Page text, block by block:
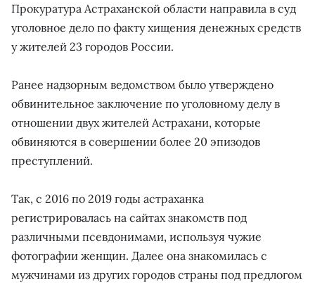
Прокуратура Астраханской области направила в суд
уголовное дело по факту хищения денежных средств
у жителей 23 городов России.
Ранее надзорным ведомством было утверждено
обвинительное заключение по уголовному делу в
отношении двух жителей Астрахани, которые
обвиняются в совершении более 20 эпизодов
преступлений.
Так, с 2016 по 2019 годы астраханка
регистрировалась на сайтах знакомств под
различными псевдонимами, используя чужие
фотографии женщин. Далее она знакомилась с
мужчинами из других городов страны под предлогом